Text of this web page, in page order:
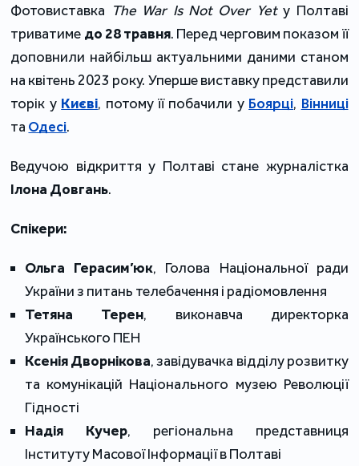
Фотовиставка The War Is Not Over Yetу Полтаві
триватиме до 28 травня. Перед черговим показом її
доповнили найбільш актуальними даними станом
на квітень 2023 року. Уперше виставку представили
торік у Києві, потому її побачили у Боярці, Вінниці
та Одесі.
Ведучою відкриття у Полтаві стане журналістка
Ілона Довгань.
Спікери:
Ольга Герасим’юк, Голова Національної ради
України з питань телебачення і радіомовлення
Тетяна Терен, виконавча директорка
Українського ПЕН
Ксенія Дворнікова, завідувачка відділу розвитку
та комунікацій Національного музею Революції
Гідності
Надія Кучер, регіональна представниця
Інституту Масової Інформації в Полтаві